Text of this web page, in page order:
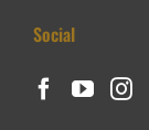
Social